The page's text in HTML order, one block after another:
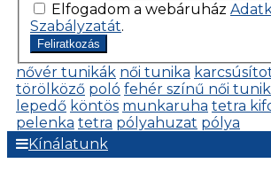
Elfogadom a webáruház
Szabályzatát.
Feliratkozás
nővér tunikák női tunika
törölköző poló fehér színű női
lepedő köntös munkaruha tetra
pelenka tetra pólyahuzat pólya
Kínálatunk